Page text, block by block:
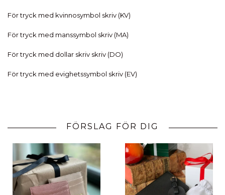
För tryck med kvinnosymbol skriv (KV)
För tryck med manssymbol skriv (MA)
För tryck med dollar skriv skriv (DO)
För tryck med evighetssymbol skriv (EV)
FÖRSLAG FÖR DIG